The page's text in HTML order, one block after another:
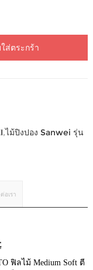
ส่ตระกร้า
,ไม้ปิงปอง Sanwei รุ่น
อเรา
ฟิลไม้ Medium Soft ตี